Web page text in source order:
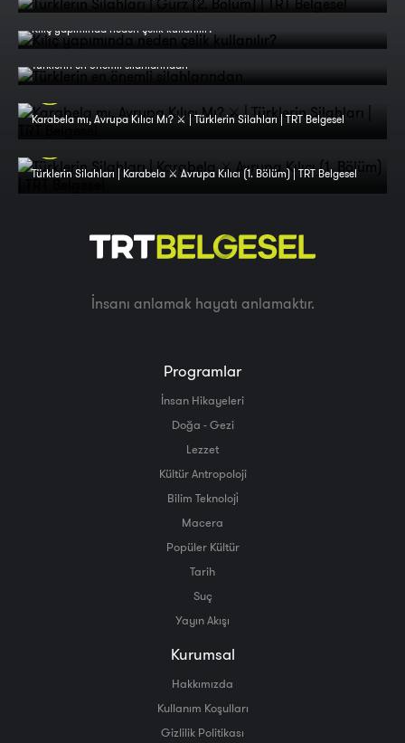
Kılıç yapımında neden çelik kullanılır?
Türklerin en önemli silahlarından
Karabela mı, Avrupa Kılıcı Mı? ⚔️ | Türklerin Silahları | TRT Belgesel
Türklerin Silahları | Karabela ⚔️ Avrupa Kılıcı (1. Bölüm) | TRT Belgesel
İnsanı anlamak hayatı anlamaktır.
Programlar
İnsan Hikayeleri
Doğa - Gezi
Lezzet
Kültür Antropoloji
Bilim Teknoloji̇
Macera
Popüler Kültür
Tarih
Suç
Yayın Akışı
Kurumsal
Hakkımızda
Kullanım Koşulları
Gizlilik Politikası